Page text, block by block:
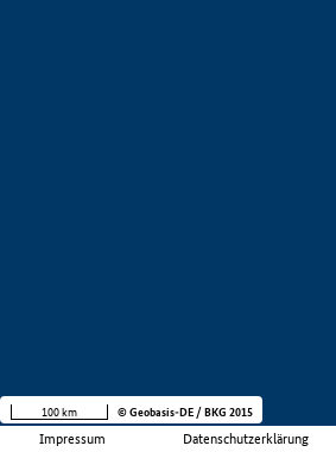
Impressum Datenschutzerklärung
100 km © Geobasis-DE / BKG 2015